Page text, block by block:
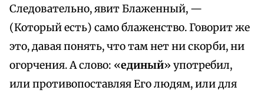
Следовательно, явит Блаженный, —
(Который есть) само блаженство. Говорит же
это, давая понять, что там нет ни скорби, ни
огорчения. А слово: «единый» употребил,
или противопоставляя Его людям, или для